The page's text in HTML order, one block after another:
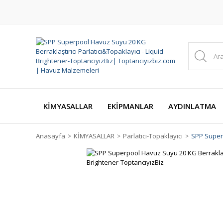
KİMYASALLAR EKİPMANLAR AYDINLATMA
Anasayfa KİMYASALLAR Parlatıcı-Topaklayıcı SPP